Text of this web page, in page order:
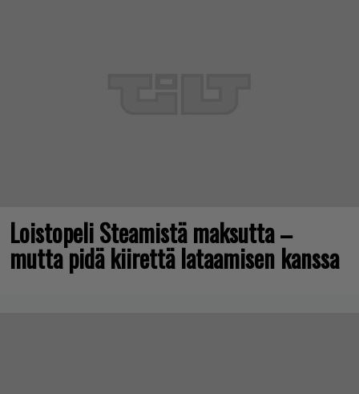
Loistopeli Steamistä maksutta –
mutta pidä kiirettä lataamisen kanssa